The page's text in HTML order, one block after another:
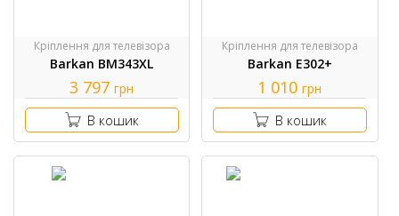
Кріплення для телевізора
Barkan BM343XL
3 797 грн
В кошик
Кріплення для телевізора
Barkan E302+
1 010 грн
В кошик